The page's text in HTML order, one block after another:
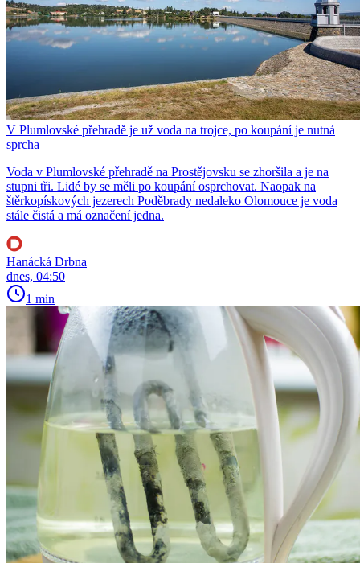
V Plumlovské přehradě je už voda na trojce, po koupání je nutná
sprcha
Voda v Plumlovské přehradě na Prostějovsku se zhoršila a je na
stupni tři. Lidé by se měli po koupání osprchovat. Naopak na
štěrkopískových jezerech Poděbrady nedaleko Olomouce je voda
stále čistá a má označení jedna.
Hanácká Drbna
dnes, 04:50
1 min